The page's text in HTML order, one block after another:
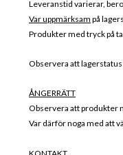
Leveranstid varierar,
Var uppmärksam på
Produkter med tryck på
Observera att
ÅNGERRÄTT
Observera att produkter
Var därför noga med att